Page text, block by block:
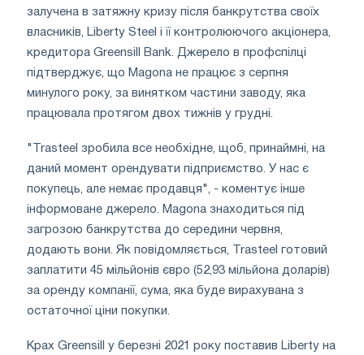
залучена в затяжну кризу після банкрутства своїх
власників, Liberty Steel і її контролюючого акціонера,
кредитора Greensill Bank. Джерело в профспілці
підтверджує, що Magona не працює з серпня
минулого року, за винятком частини заводу, яка
працювала протягом двох тижнів у грудні.
"Trasteel зробила все необхідне, щоб, принаймні, на
даний момент орендувати підприємство. У нас є
покупець, але немає продавця", - коментує інше
інформоване джерело. Magona знаходиться під
загрозою банкрутства до середини червня,
додають вони. Як повідомляється, Trasteel готовий
заплатити 45 мільйонів євро (52,93 мільйона доларів)
за оренду компанії, сума, яка буде вирахувана з
остаточної ціни покупки.
Крах Greensill у березні 2021 року поставив Liberty на